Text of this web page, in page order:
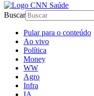
Buscar
Pular para o conteúdo
Ao vivo
Política
Money
WW
Agro
Infra
IA